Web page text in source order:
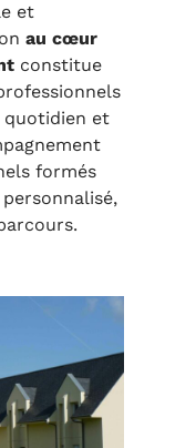
et
au cœur
constitue
quotidien et
formés